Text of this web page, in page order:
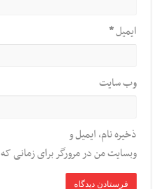
ایمیل*
وب‌ سایت
ذخیره نام، ایمیل و
وبسایت من در مرورگر برای زمانی